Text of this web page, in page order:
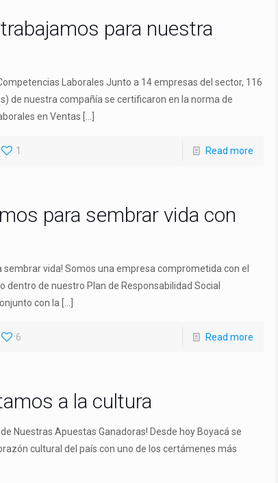
para nuestra
Laborales Junto a 14 empresas del sector, 116
de nuestra compañía se certificaron en la norma de
en Ventas
1 Read more
para sembrar vida con
sembrar vida! Somos una empresa comprometida con el
dentro de nuestro Plan de Responsabilidad Social
con la
6 Read more
a la cultura
de Nuestras Apuestas Ganadoras! Desde hoy Boyacá se
cultural del país con uno de los certámenes más